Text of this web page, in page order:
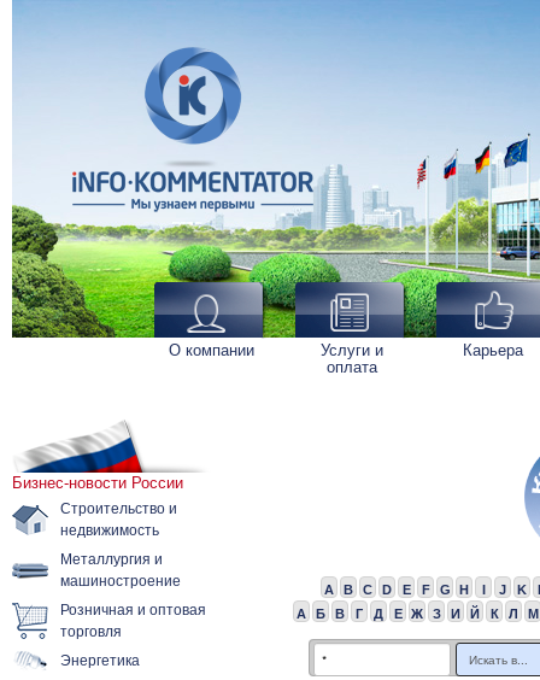
О компании
Услуги и
оплата
Карьера
Бизнес-новости России
Строительство и
недвижимость
Металлургия и
машиностроение
Розничная и оптовая
торговля
Энергетика
A B C D E F G H I J K
А
Б В Г Д Е Ж З И Й К Л М